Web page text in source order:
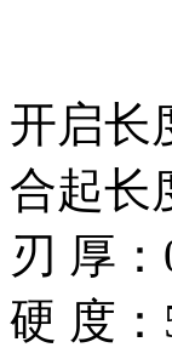
开启长
合起长
刃 厚
硬 度：